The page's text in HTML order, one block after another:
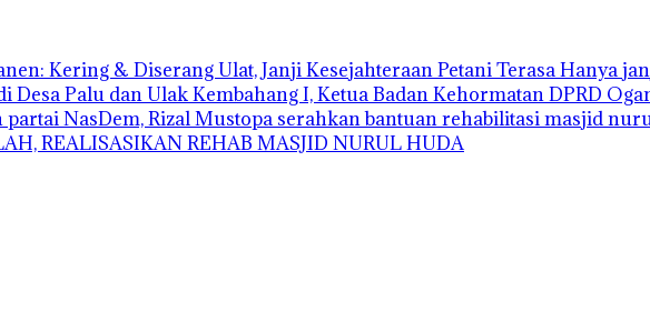
Kering & Diserang Ulat, Janji Kesejahteraan Petani Terasa Hanya
Desa Palu dan Ulak Kembahang I, Ketua Badan Kehormatan DPRD
NasDem, Rizal Mustopa serahkan bantuan rehabilitasi masjid
REALISASIKAN REHAB MASJID NURUL HUDA